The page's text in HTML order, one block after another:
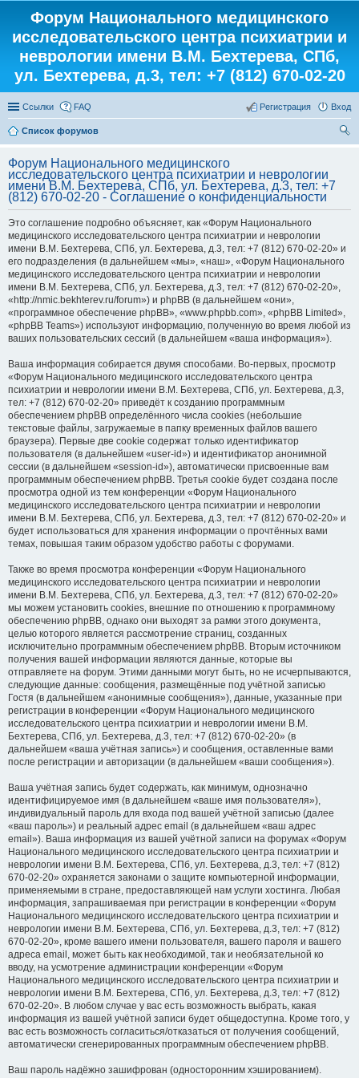
Форум Национального медицинского
исследовательского центра психиатрии и
неврологии имени В.М. Бехтерева, СПб,
ул. Бехтерева, д.3, тел: +7 (812) 670-02-20
Ссылки FAQ Вход
Регистрация
Список форумов
Форум Национального медицинского
исследовательского центра психиатрии и неврологии
имени В.М. Бехтерева, СПб, ул. Бехтерева, д.3, тел: +7
(812) 670-02-20 - Соглашение о конфиденциальности
Это соглашение подробно объясняет, как «Форум Национального
медицинского исследовательского центра психиатрии и неврологии
имени В.М. Бехтерева, СПб, ул. Бехтерева, д.3, тел: +7 (812) 670-02-20» и
его подразделения (в дальнейшем «мы», «наш», «Форум Национального
медицинского исследовательского центра психиатрии и неврологии
имени В.М. Бехтерева, СПб, ул. Бехтерева, д.3, тел: +7 (812) 670-02-20»,
«http://nmic.bekhterev.ru/forum») и phpBB (в дальнейшем «они»,
«программное обеспечение phpBB», «www.phpbb.com», «phpBB Limited»,
«phpBB Teams») используют информацию, полученную во время любой из
ваших пользовательских сессий (в дальнейшем «ваша информация»).
Ваша информация собирается двумя способами. Во-первых, просмотр
«Форум Национального медицинского исследовательского центра
психиатрии и неврологии имени В.М. Бехтерева, СПб, ул. Бехтерева, д.3,
тел: +7 (812) 670-02-20» приведёт к созданию программным
обеспечением phpBB определённого числа cookies (небольшие
текстовые файлы, загружаемые в папку временных файлов вашего
браузера). Первые две cookie содержат только идентификатор
пользователя (в дальнейшем «user-id») и идентификатор анонимной
сессии (в дальнейшем «session-id»), автоматически присвоенные вам
программным обеспечением phpBB. Третья cookie будет создана после
просмотра одной из тем конференции «Форум Национального
медицинского исследовательского центра психиатрии и неврологии
имени В.М. Бехтерева, СПб, ул. Бехтерева, д.3, тел: +7 (812) 670-02-20» и
будет использоваться для хранения информации о прочтённых вами
темах, повышая таким образом удобство работы с форумами.
Также во время просмотра конференции «Форум Национального
медицинского исследовательского центра психиатрии и неврологии
имени В.М. Бехтерева, СПб, ул. Бехтерева, д.3, тел: +7 (812) 670-02-20»
мы можем установить cookies, внешние по отношению к программному
обеспечению phpBB, однако они выходят за рамки этого документа,
целью которого является рассмотрение страниц, созданных
исключительно программным обеспечением phpBB. Вторым источником
получения вашей информации являются данные, которые вы
отправляете на форум. Этими данными могут быть, но не исчерпываются,
следующие данные: сообщения, размещённые под учётной записью
Гостя (в дальнейшем «анонимные сообщения»), данные, указанные при
регистрации в конференции «Форум Национального медицинского
исследовательского центра психиатрии и неврологии имени В.М.
Бехтерева, СПб, ул. Бехтерева, д.3, тел: +7 (812) 670-02-20» (в
дальнейшем «ваша учётная запись») и сообщения, оставленные вами
после регистрации и авторизации (в дальнейшем «ваши сообщения»).
Ваша учётная запись будет содержать, как минимум, однозначно
идентифицируемое имя (в дальнейшем «ваше имя пользователя»),
индивидуальный пароль для входа под вашей учётной записью (далее
«ваш пароль») и реальный адрес email (в дальнейшем «ваш адрес
email»). Ваша информация из вашей учётной записи на форумах «Форум
Национального медицинского исследовательского центра психиатрии и
неврологии имени В.М. Бехтерева, СПб, ул. Бехтерева, д.3, тел: +7 (812)
670-02-20» охраняется законами о защите компьютерной информации,
применяемыми в стране, предоставляющей нам услуги хостинга. Любая
информация, запрашиваемая при регистрации в конференции «Форум
Национального медицинского исследовательского центра психиатрии и
неврологии имени В.М. Бехтерева, СПб, ул. Бехтерева, д.3, тел: +7 (812)
670-02-20», кроме вашего имени пользователя, вашего пароля и вашего
адреса email, может быть как необходимой, так и необязательной ко
вводу, на усмотрение администрации конференции «Форум
Национального медицинского исследовательского центра психиатрии и
неврологии имени В.М. Бехтерева, СПб, ул. Бехтерева, д.3, тел: +7 (812)
670-02-20». В любом случае у вас есть возможность выбрать, какая
информация из вашей учётной записи будет общедоступна. Кроме того, у
вас есть возможность согласиться/отказаться от получения сообщений,
автоматически сгенерированных программным обеспечением phpBB.
Ваш пароль надёжно зашифрован (односторонним хэшированием).